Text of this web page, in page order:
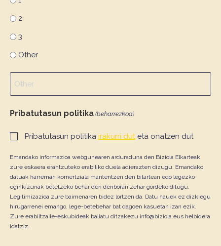
2
3
Other
Pribatutasun politika (beharrezkoa)
Pribatutasun politika irakurri dut eta onatzen dut
Emandako informazioa webgunearen arduraduna den Biziola Elkarteak
zure eskaera erantzuteko erabiliko duela adierazten dizugu. Emandako
datuak harreman komertziala mantentzen den bitartean edo legezko
eginkizunak betetzeko behar den denboran zehar gordeko ditugu.
Legitimizazioa zure baimenaren bidez lortzen da. Datu hauek ez dizkiegu
hirugarrenei emango, lege-betebehar bat dagoen kasuetan izan ezik.
Zure erabiltzaile-eskubideak baliatu ditzakezu info@biziola.eus helbidera
idatziz.